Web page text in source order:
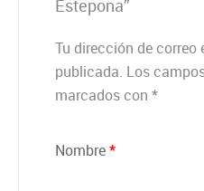
Estepona”
Tu dirección de correo
publicada. Los
marcados con *
Nombre*